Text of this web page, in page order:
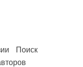
Поиск